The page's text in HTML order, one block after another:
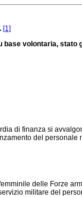
[1]
volontaria,
di finanza si
del
delle Forze
militare del